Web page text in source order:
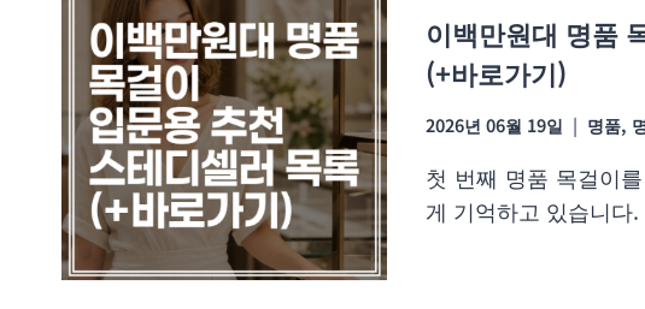
이백만원대 명품
(+바로가기)
2026년 06월 19일 명품,
첫 번째 명품 목걸이
게 기억하고 있습니